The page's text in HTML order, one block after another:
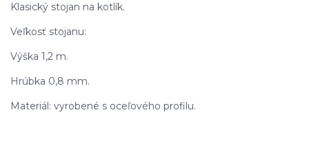
Klasický stojan na kotlík.
Veľkosť stojanu:
Výška 1,2 m.
Hrúbka 0,8 mm.
Materiál: vyrobené s oceľového profilu.